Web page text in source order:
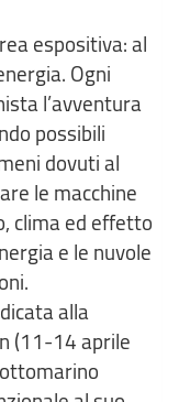
espositiva: al
Ogni
l’avventura
possibili
dovuti al
le macchine
clima ed effetto
e le nuvole
alla
(11-14 aprile